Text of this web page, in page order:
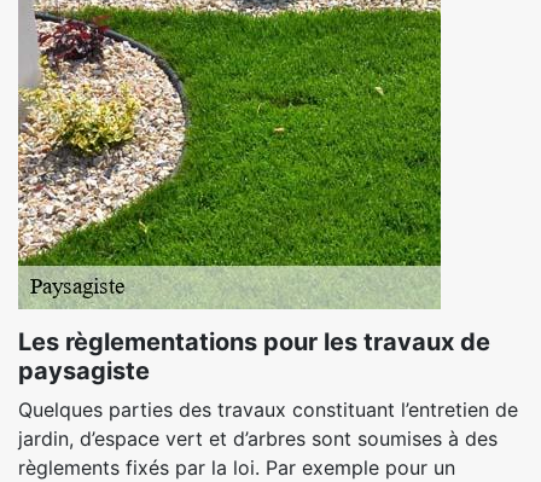
Les règlementations pour les travaux de
paysagiste
Quelques parties des travaux constituant l’entretien de
jardin, d’espace vert et d’arbres sont soumises à des
règlements fixés par la loi. Par exemple pour un